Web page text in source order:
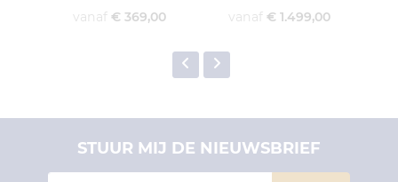
vanaf € 369,00 vanaf € 1.499,00
STUUR MIJ DE NIEUWSBRIEF